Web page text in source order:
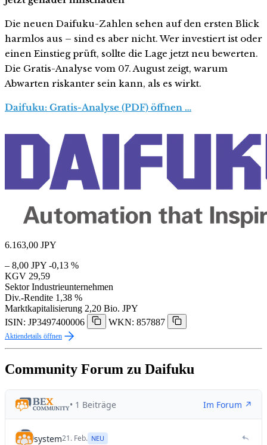
Die neuen Daifuku-Zahlen sehen auf den ersten Blick
harmlos aus – sind es aber nicht. Wer investiert ist oder
einen Einstieg prüft, sollte die Lage jetzt neu bewerten.
Die Gratis-Analyse vom 07. August zeigt, warum
Abwarten riskanter sein kann, als es wirkt.
Daifuku: Gratis-Analyse (PDF) öffnen …
6.163,00 JPY
– 8,00 JPY -0,13 %
KGV 29,59
Sektor Industrieunternehmen
Div.-Rendite 1,38 %
Marktkapitalisierung 2,20 Bio. JPY
ISIN: JP3497400006
WKN: 857887
Aktiendetails öffnen
Community Forum zu Daifuku